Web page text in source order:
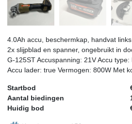
4.0Ah accu, beschermkap, handvat
2x slijpblad en spanner, ongebruikt in
G-125ST Accuspanning: 21V Accu
Accu lader: true Vermogen: 800W Met
Startbod
Aantal biedingen
Huidig bod